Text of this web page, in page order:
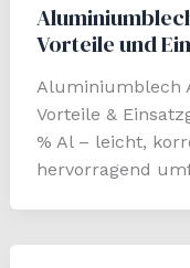
Vorteile und
Aluminiumblech
Vorteile &
% Al – leicht,
hervorragend